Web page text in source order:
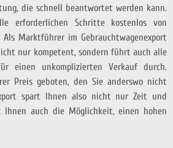
die schnell beantwortet werden kann.
erforderlichen Schritte kostenlos von
Als Marktführer im Gebrauchtwagenexport
nur kompetent, sondern führt auch alle
einen unkomplizierten Verkauf durch.
Preis geboten, den Sie anderswo nicht
spart Ihnen also nicht nur Zeit und
Ihnen auch die Möglichkeit, einen hohen